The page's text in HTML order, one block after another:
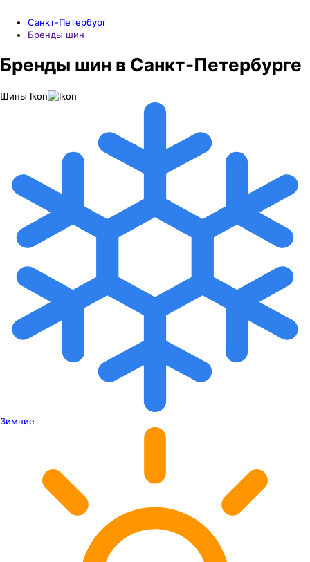
Санкт-Петербург
Бренды шин
Бренды шин в Санкт-Петербурге
Шины Ikon
Зимние